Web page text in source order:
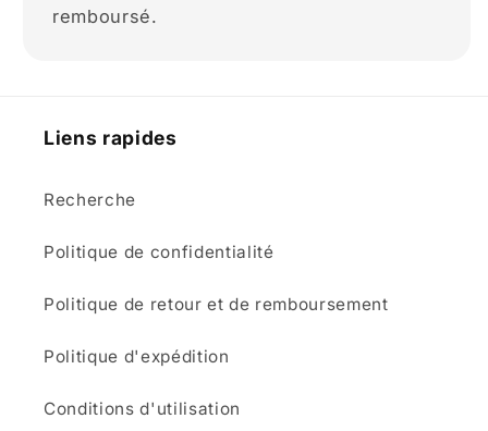
remboursé.
Liens rapides
Recherche
Politique de confidentialité
Politique de retour et de remboursement
Politique d'expédition
Conditions d'utilisation